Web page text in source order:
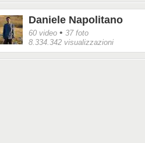
Daniele Napolitano
60 video • 37 foto
8.334.342 visualizzazioni